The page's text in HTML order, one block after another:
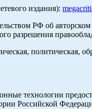
издания):
РФ об
разрешения
политическая,
технологии
Российской